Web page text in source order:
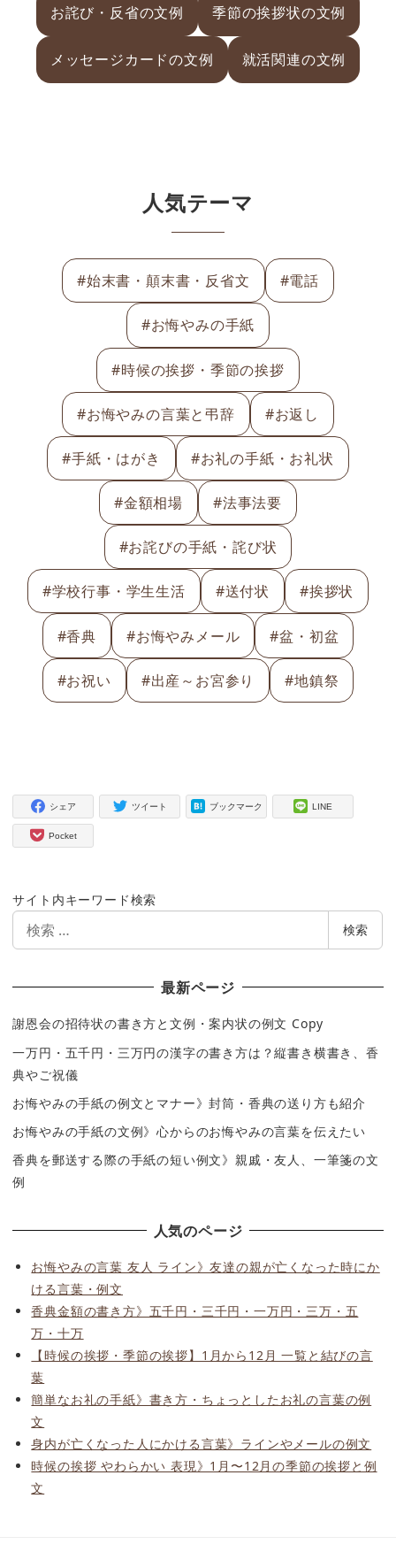
お詫び・反省の文例 季節の挨拶状の文例
メッセージカードの文例 就活関連の文例
人気テーマ
#始末書・顛末書・反省文 #電話
#お悔やみの手紙
#時候の挨拶・季節の挨拶
#お悔やみの言葉と弔辞 #お返し
#手紙・はがき #お礼の手紙・お礼状
#金額相場 #法事法要
#お詫びの手紙・詫び状
#学校行事・学生生活 #送付状 #挨拶状
#香典 #お悔やみメール #盆・初盆
#お祝い #出産～お宮参り #地鎮祭
シェア ツイート ブックマーク LINE
Pocket
サイト内キーワード検索
索
検索
最新ページ
謝恩会の招待状の書き方と文例・案内状の例文 Copy
一万円・五千円・三万円の漢字の書き方は？縦書き横書き、香
典やご祝儀
お悔やみの手紙の例文とマナー》封筒・香典の送り方も紹介
お悔やみの手紙の文例》心からのお悔やみの言葉を伝えたい
香典を郵送する際の手紙の短い例文》親戚・友人、一筆箋の文
例
人気のページ
お悔やみの言葉 友人 ライン》友達の親が亡くなった時にか
ける言葉・例文
香典金額の書き方》五千円・三千円・一万円・三万・五
万・十万
【時候の挨拶・季節の挨拶】1月から12月 一覧と結びの言
葉
簡単なお礼の手紙》書き方・ちょっとしたお礼の言葉の例
文
身内が亡くなった人にかける言葉》ラインやメールの例文
時候の挨拶 やわらかい 表現》1月〜12月の季節の挨拶と例
文